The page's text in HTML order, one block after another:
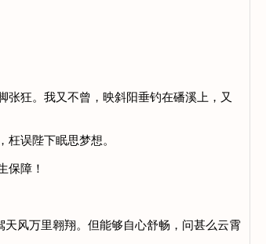
狂。我又不曾，映斜阳垂钓在磻溪上，又
误陛下眠思梦想。
保障！
风万里翱翔。但能够自心舒畅，问甚么云霄